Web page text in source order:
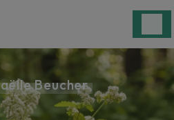
Beucher